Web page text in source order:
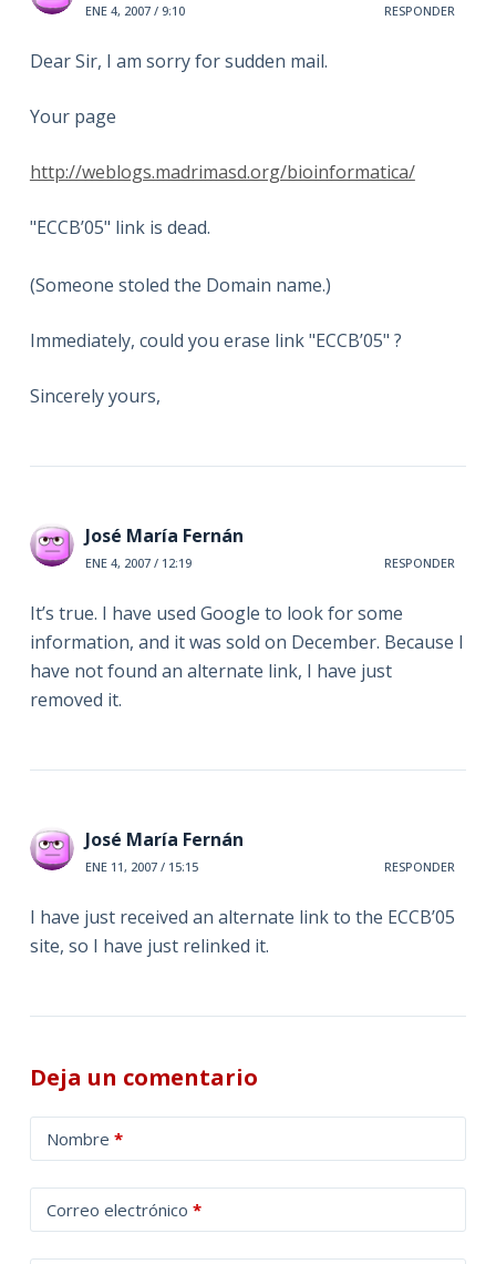
ENE 4, 2007 / 9:10 RESPONDER
Dear Sir, I am sorry for sudden mail.
Your page
http://weblogs.madrimasd.org/bioinformatica/
"ECCB’05" link is dead.
(Someone stoled the Domain name.)
Immediately, could you erase link "ECCB’05" ?
Sincerely yours,
José María Fernán
ENE 4, 2007 / 12:19 RESPONDER
It’s true. I have used Google to look for some
information, and it was sold on December. Because I
have not found an alternate link, I have just
removed it.
José María Fernán
ENE 11, 2007 / 15:15 RESPONDER
I have just received an alternate link to the ECCB’05
site, so I have just relinked it.
Deja un comentario
Nombre *
Correo electrónico *
l
t